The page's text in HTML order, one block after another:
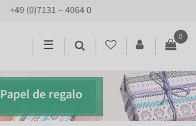
+49 (0)7131 – 4064 0
☰
0
Papel de regalo